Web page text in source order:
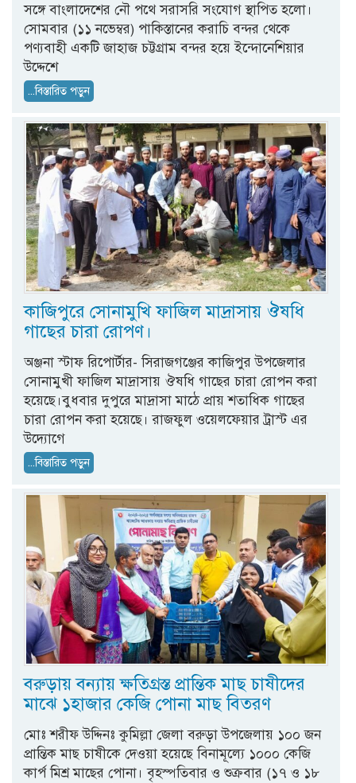
সঙ্গে বাংলাদেশের নৌ পথে সরাসরি সংযোগ স্থাপিত হলো।
সোমবার (১১ নভেম্বর) পাকিস্তানের করাচি বন্দর থেকে
পণ্যবাহী একটি জাহাজ চট্টগ্রাম বন্দর হয়ে ইন্দোনেশিয়ার
উদ্দেশে
...বিস্তারিত পড়ুন
কাজিপুরে সোনামুখি ফাজিল মাদ্রাসায় ঔষধি
গাছের চারা রোপণ।
অঞ্জনা স্টাফ রিপোর্টার- সিরাজগঞ্জের কাজিপুর উপজেলার
সোনামুখী ফাজিল মাদ্রাসায় ঔষধি গাছের চারা রোপন করা
হয়েছে।বুধবার দুপুরে মাদ্রাসা মাঠে প্রায় শতাধিক গাছের
চারা রোপন করা হয়েছে। রাজফুল ওয়েলফেয়ার ট্রাস্ট এর
উদ্যোগে
...বিস্তারিত পড়ুন
বরুড়ায় বন্যায় ক্ষতিগ্রস্ত প্রান্তিক মাছ চাষীদের
মাঝে ১হাজার কেজি পোনা মাছ বিতরণ
মোঃ শরীফ উদ্দিনঃ কুমিল্লা জেলা বরুড়া উপজেলায় ১০০ জন
প্রান্তিক মাছ চাষীকে দেওয়া হয়েছে বিনামূল্যে ১০০০ কেজি
কার্প মিশ্র মাছের পোনা। বৃহস্পতিবার ও শুক্রবার (১৭ ও ১৮